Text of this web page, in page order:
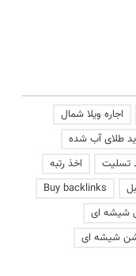
اجاره ویلا شمال
طلای آب شده
تسلیت
اخذ رتبه
Buy backlinks
شیشه ای
شیشه ای